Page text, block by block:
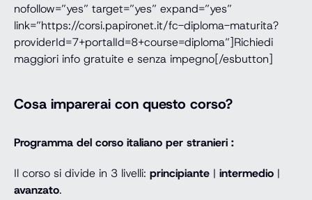
nofollow=”yes” target=”yes” expand=”yes”
link=”https://corsi.papironet.it/fc-diploma-maturita?
providerId=7+portalId=8+course=diploma”]Richiedi
maggiori info gratuite e senza impegno[/esbutton]
Cosa imparerai con questo corso?
Programma del corso italiano per stranieri :
Il corso si divide in 3 livelli: principiante | intermedio |
avanzato.